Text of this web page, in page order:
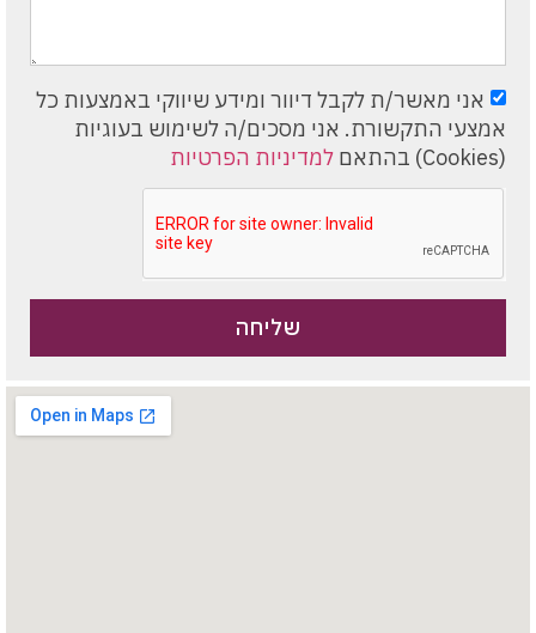
אני מאשר/ת לקבל דיוור ומידע שיווקי באמצעות כל
אמצעי התקשורת. אני מסכים/ה לשימוש בעוגיות
(Cookies) בהתאם
למדיניות הפרטיות
שליחה